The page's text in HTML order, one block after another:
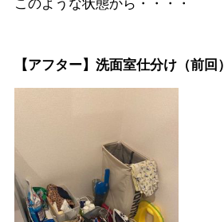
【アフター】洗面室仕分け（前回）